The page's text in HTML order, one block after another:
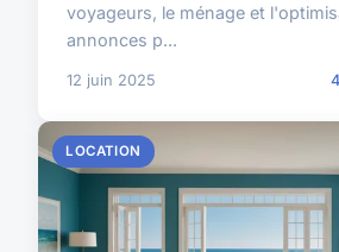
voyageurs, le ménage et
annonces p...
12 juin 2025
LOCATION